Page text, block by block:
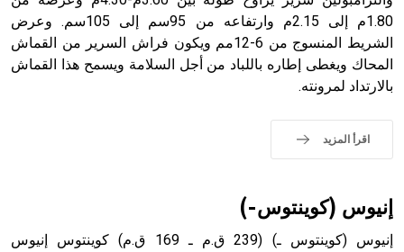
- هل تعلم أن الأبجدية الكنعانية تتألف من /22/ علامة كتابية
sign تكتب منفصلة غير متصلة، وتعتمد المبدأ الأكوروفوني،
1.80م إلى 2.15م وارتفاعه من 95سم إلى 105سم. وعرض
الشريط المنسوج من 6-12مم ويكون فراش السرير من القماش
المحاك ويغطى إطاره باللباد من أجل السلامة ويسمح هذا القماش
بالارتداد لمرونته.
اقرأ المزيد
إنيوس (كوينتوس-)
إنيوس (كوينتوس ـ) (239 ق.م ـ 169 ق.م) كوينتوس إنيوس